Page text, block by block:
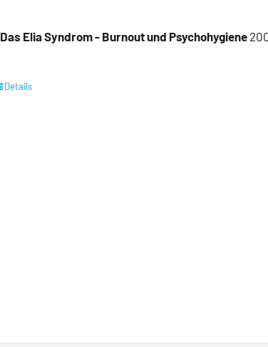
Das Elia Syndrom - Burnout und Psychohygiene
Details